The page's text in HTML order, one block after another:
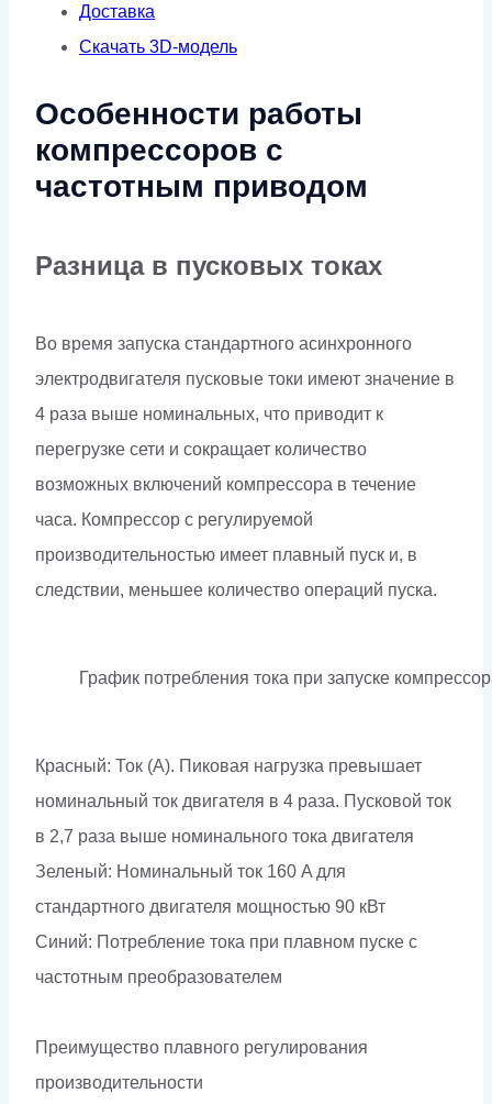
Доставка
Скачать 3D-модель
Особенности работы
компрессоров с
частотным приводом
Разница в пусковых токах
Во время запуска стандартного асинхронного
электродвигателя пусковые токи имеют значение в
4 раза выше номинальных, что приводит к
перегрузке сети и сокращает количество
возможных включений компрессора в течение
часа. Компрессор с регулируемой
производительностью имеет плавный пуск и, в
следствии, меньшее количество операций пуска.
График потребления тока при запуске
Красный: Ток (А). Пиковая нагрузка превышает
номинальный ток двигателя в 4 раза. Пусковой ток
в 2,7 раза выше номинального тока двигателя
Зеленый: Номинальный ток 160 A для
стандартного двигателя мощностью 90 кВт
Синий: Потребление тока при плавном пуске с
частотным преобразователем
Преимущество плавного регулирования
производительности